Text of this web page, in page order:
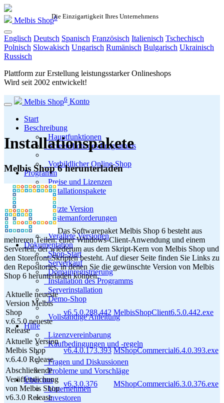
Die Einzigartigkeit Ihres Unternehmens
Melbis Shop6
Englisch Deutsch Spanisch Französisch Italienisch Tschechisch
Polnisch Slowakisch Ungarisch Rumänisch Bulgarisch Ukrainisch
Russisch
Plattform zur Erstellung leistungsstarker Onlineshops
Wird seit 2002 entwickelt!
Melbis Shop6 Konto
Start
Beschreibung
Hauptfunktionen
Screenshots des Programms
Vorbildlicher Online-Shop
Programm
Preise und Lizenzen
Installationspakete
Letzte Version
Systemanforderungen
Veraltete Versionen
Dokumentation
Shop-Start
Serverkauf
Domainregistrierung
Installation des Programms
Serverinstallation
Demo-Shop
Vollständige Anleitung
Hilfe
Lizenzvereinbarung
Kaufbedingungen und -regeln
Fragen und Diskussionen
Probleme und Vorschläge
Über uns
Unternehmen
Investoren
Installationspakete
Melbis Shop 6 herunterladen
Das Softwarepaket Melbis Shop 6 besteht aus
mehreren Teilen: einer Windows-Client-Anwendung und einem
Serverteil, der wiederum aus dem Skript-Kern von Melbis Shop und
den Storefront-Skripten besteht. Auf dieser Seite finden Sie Links zu
den Repositories, in denen Sie die gewünschte Version von Melbis
Shop 6 herunterladen können.
Aktuelle neueste
Version Melbis
Shop
v.6.5.0neueste
Release
v6.5.0.288.442 MelbisShopClient6.5.0.442.exe
Aktuelle Version
Melbis Shop
v.6.4.0 Release
v6.4.0.173.393 MShopCommercial6.4.0.393.exe
Abschließende
Veröffentlichung
von Melbis Shop
v6.3.0 Release
v6.3.0.376 MShopCommercial6.3.0.376.exe